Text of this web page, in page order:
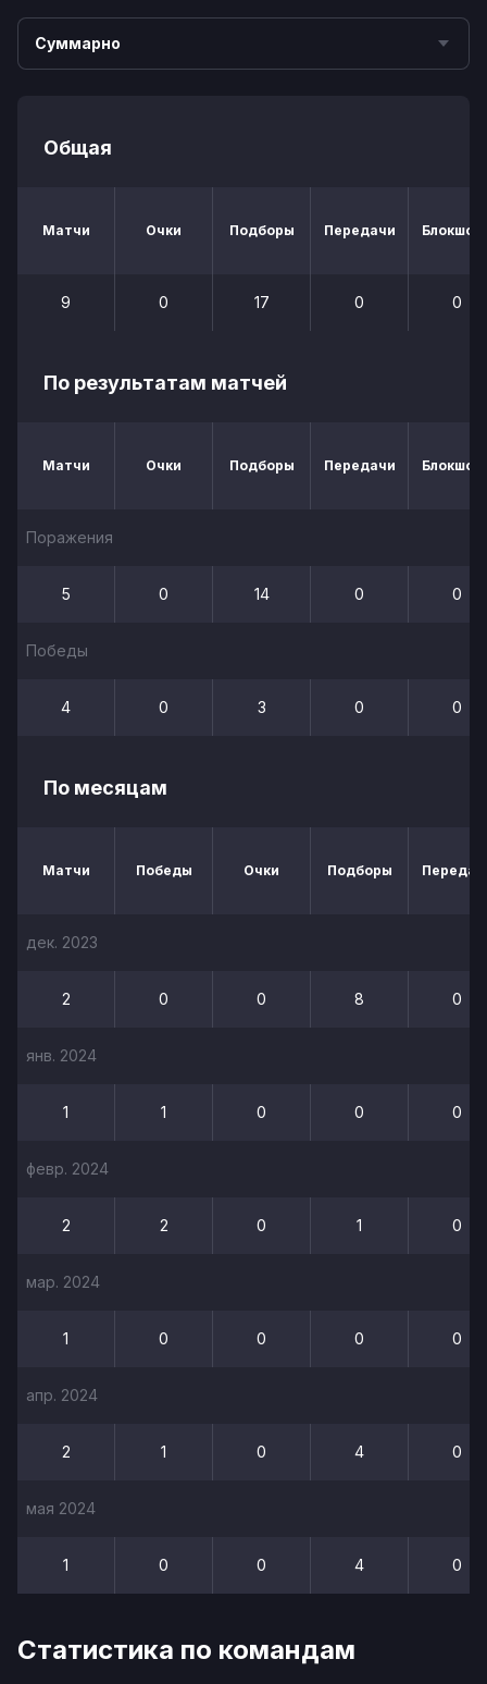
Суммарно
Общая
Матчи Очки Подборы Передачи
9 0 17 0 0
По результатам матчей
Матчи Очки Подборы Передачи
Поражения
5 0 14 0 0
Победы
4 0 3 0 0
По месяцам
Матчи Победы Очки Подборы
дек. 2023
2 0 0 8 0
янв. 2024
1 1 0 0 0
февр. 2024
2 2 0 1 0
мар. 2024
1 0 0 0 0
апр. 2024
2 1 0 4 0
мая 2024
1 0 0 4 0
Статистика по командам